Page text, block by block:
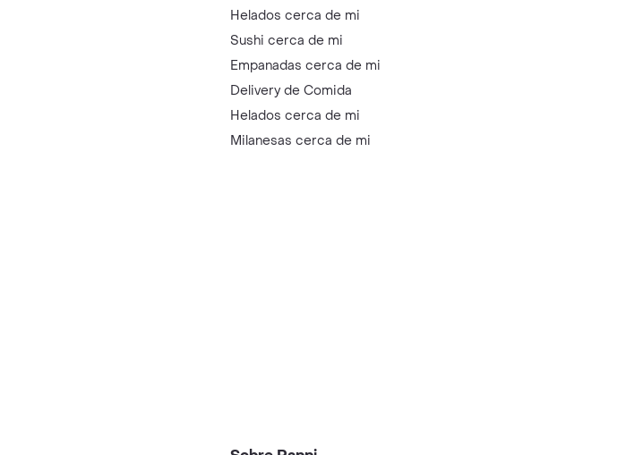
Helados cerca de mi
Sushi cerca de mi
Empanadas cerca de mi
Delivery de Comida
Helados cerca de mi
Milanesas cerca de mi